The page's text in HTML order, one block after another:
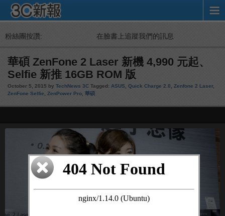
粉絲團按讚: 在臉書上追蹤我們的訊息
華碩 ZenFone 2 Laser 新機 4,990 元起、
Selfie 新推 16GB ROM 版
October 5, 2015 by TechNews 3C Tagged: ASUS Quick Charge 2.0 Zenfone 2 Laser,
ZenFone Selfie
ZenPower Pro 華碩